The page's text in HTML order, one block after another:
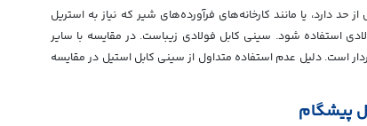
دارد، یا مانند کارخانه‌های فرآورده‌های شیر که نیاز به استریل
استفاده شود. سینی کابل فولادی زیباست. در مقایسه با سایر
است. دلیل عدم استفاده متداول از سینی کابل استیل در مقایسه
پیشگام